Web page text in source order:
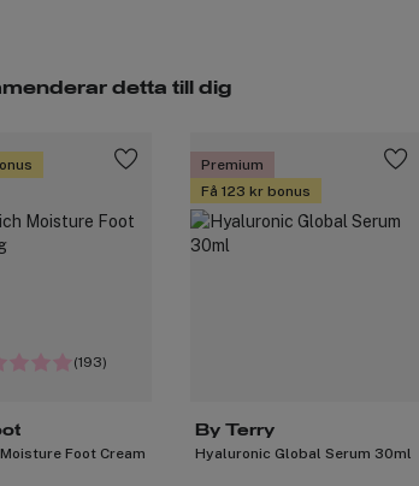
detta till dig
(193)
Foot Cream
Premium
Få 123 kr bonus
By Terry
Hyaluronic Global Serum 30ml